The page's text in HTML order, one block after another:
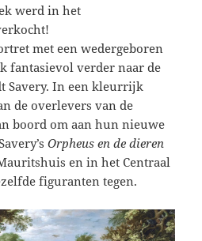
werd in het
met een wedergeboren
fantasievol verder naar de
Savery. In een kleurrijk
de overlevers van de
boord om aan hun nieuwe
Orpheus en de dieren
en in het Centraal
figuranten tegen.